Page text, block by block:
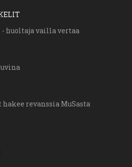
huoltaja vailla vertaa
revanssia MuSasta